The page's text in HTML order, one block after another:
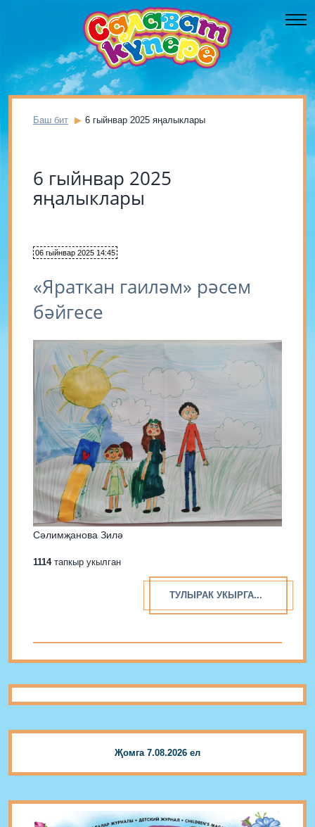
Баш бит 6 гыйнвар 2025 яңалыклары
6 гыйнвар 2025
яңалыклары
06 гыйнвар 2025 14:45
«Яраткан гаиләм» рәсем
бәйгесе
Сәлимҗанова Зилә
1114тапкыр укылган
ТУЛЫРАК УКЫРГА...
Җомга 7.08.2026 ел